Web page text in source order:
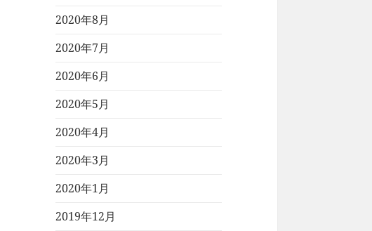
2020年8月
2020年7月
2020年6月
2020年5月
2020年4月
2020年3月
2020年1月
2019年12月